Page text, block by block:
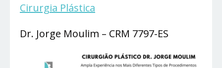
Cirurgia Plástica
Dr. Jorge Moulim – CRM 7797-ES